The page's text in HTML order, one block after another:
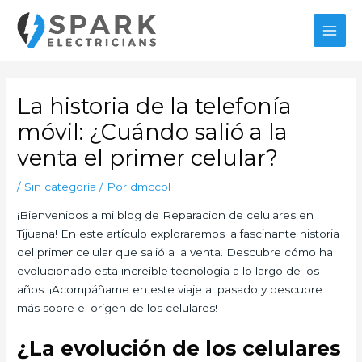
contenido
La historia de la telefonía
móvil: ¿Cuándo salió a la
venta el primer celular?
/ Sin categoría / Por dmccol
¡Bienvenidos a mi blog de Reparacion de celulares en
Tijuana! En este artículo exploraremos la fascinante historia
del primer celular que salió a la venta. Descubre cómo ha
evolucionado esta increíble tecnología a lo largo de los
años. ¡Acompáñame en este viaje al pasado y descubre
más sobre el origen de los celulares!
¿La evolución de los celulares
entradas